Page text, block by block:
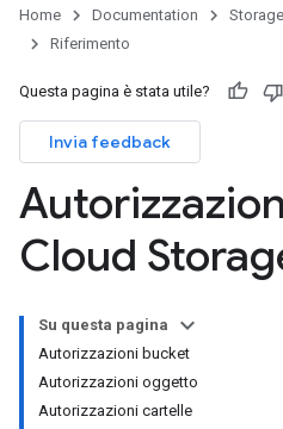
Home Documentation Storage
Riferimento
Questa pagina è stata utile?
Invia feedback
Cloud
Su questa pagina
Autorizzazioni bucket
Autorizzazioni oggetto
Autorizzazioni cartelle